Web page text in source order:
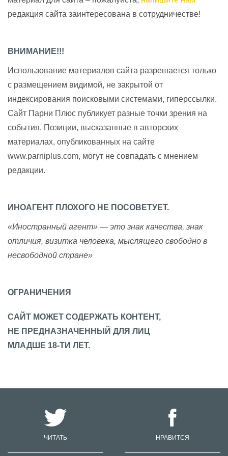
редакция сайта заинтересована в сотрудничестве!
ВНИМАНИЕ!!!
Использование материалов сайта разрешается только
с размещением видимой, не закрытой от
индексирования поисковыми системами, гиперссылки.
Сайт Парни Плюс публикует разные точки зрения на
события. Позиции, высказанные в авторских
материалах, опубликованных на сайте
www.parniplus.com, могут не совпадать с мнением
редакции.
ИНОАГЕНТ ПЛОХОГО НЕ ПОСОВЕТУЕТ.
«Иностранный агент» — это знак качества, знак
отличия, визитка человека, мыслящего свободно в
несвободной стране»
ОГРАНИЧЕНИЯ
САЙТ МОЖЕТ СОДЕРЖАТЬ КОНТЕНТ,
НЕ ПРЕДНАЗНАЧЕННЫЙ ДЛЯ ЛИЦ
МЛАДШЕ 18-ТИ ЛЕТ.
ЧИТАТЬ НРАВИТСЯ